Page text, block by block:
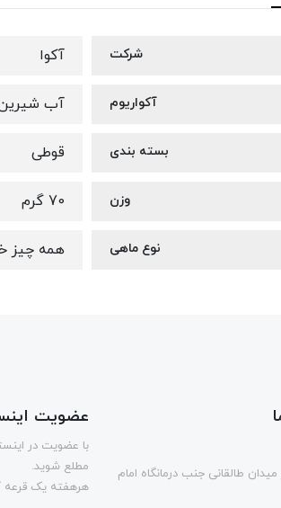
شرکت آکوا
آکواریوم آب
بسته بندی قوطی
وزن 70 گرم
نوع ماهی همه چیز
طالقانی جنب درمانگاه امام
عضویت
با عضویت در
مطلع شوید.
هرهفته یک قرعه